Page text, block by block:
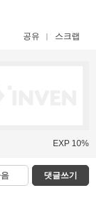
공유 스크랩
EXP 10%
댓글쓰기